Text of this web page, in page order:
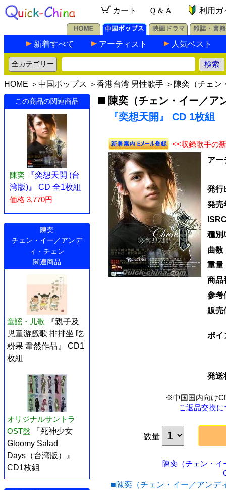
カート Ｑ＆Ａ 利用ガ
新着すべて アーティスト 人気ベスト
HOME ＞ 中国ポップス ＞ 香港台湾 男性歌手 ＞ 陳奕（チェン
この商品の関連商品
陳奕
『奕想天開 (台
湾版)』 CD 全1枚組
価格 3,770円
陳奕
チェン・イー／アンデ
ィ・チェン
関連商品
童謡・儿歌
『親子及
児童游戲歌 排排坐 吃
粉果 韋然作品』 CD1
枚組
オリジナルサントラ
OST盤
『死神少女
Gloomy Salad
Days（台湾版）』
CD1枚組
陳奕（チェン・イー／ア
『奕想天開』 CD 1枚組
<<収録歌手の
アー
発行
発売
種別
曲数
重量
商品
参考
販売
ポイ
発送
※中国国内向け
ご返品交換
数量
陳奕（チェン・イ
■陳奕（チェン・イー／アンデ